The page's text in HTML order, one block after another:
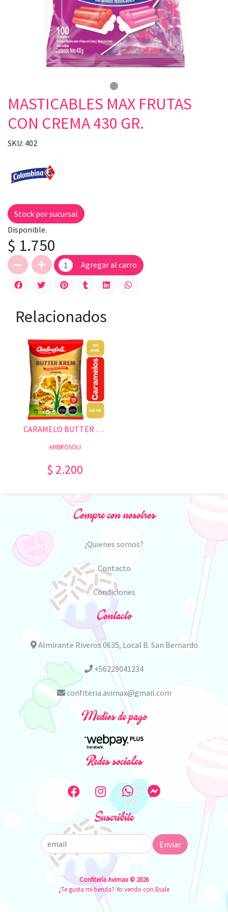
MASTICABLES MAX FRUTAS
CON CREMA 430 GR.
SKU: 402
Stock por sucursal
Disponible.
$ 1.750
Agregar al carro
Relacionados
CARAMELO BUTTER KREM 430 GR.
AMBROSOLI
$ 2.200
Compre con nosotros
¿Quienes somos?
Contacto
Condiciones
Contacto
Almirante Riveros 0635, Local B. San Bernardo
+56229041234
confiteria.avimax@gmail.com
Medios de pago
Redes sociales
Suscribite
Enviar
Confitería Avimax © 2026
¿Te gusta mi tienda? Yo vendo con Bsale